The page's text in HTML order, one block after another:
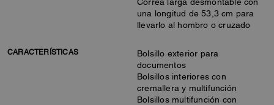
una longitud de 53,3 cm para
llevarlo al hombro o cruzado
CARACTERÍSTICAS
Bolsillo exterior para
documentos
Bolsillos interiores con
cremallera y multifunción
Bolsillos multifunción con